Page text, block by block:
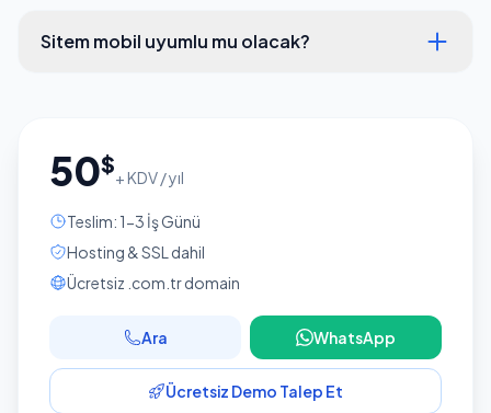
Sitem mobil uyumlu mu olacak?
50$+ KDV / yıl
Teslim: 1-3 İş Günü
Hosting & SSL dahil
Ücretsiz .com.tr domain
Ara WhatsApp
Ücretsiz Demo Talep Et